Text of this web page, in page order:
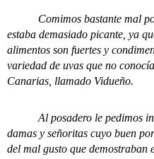
Comimos bastante mal por
estaba demasiado picante, ya
alimentos son fuertes y
variedad de uvas que no
Canarias, llamado Vidueño.
Al posadero le pedimos
damas y señoritas cuyo buen
del mal gusto que demostraban